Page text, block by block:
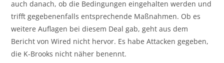
auch danach, ob die Bedingungen eingehalten werden und
trifft gegebenenfalls entsprechende Maßnahmen. Ob es
weitere Auflagen bei diesem Deal gab, geht aus dem
Bericht von Wired nicht hervor. Es habe Attacken gegeben,
die K-Brooks nicht näher benennt.